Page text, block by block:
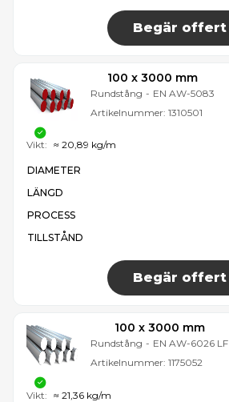
Begär offert
100 x 3000 mm
Rundstång - EN AW-5083
Artikelnummer: 1310501
DIAMETER
LÄNGD
PROCESS
TILLSTÅND
Begär offert
Vikt: ≈ 20,89 kg/m
100 x 3000 mm
Rundstång - EN AW-6026 LF
Artikelnummer: 1175052
Vikt: ≈ 21,36 kg/m